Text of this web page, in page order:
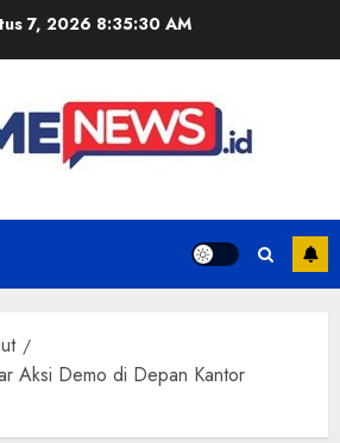
7, 2026 8:35:31 AM
Aksi Demo di Depan Kantor